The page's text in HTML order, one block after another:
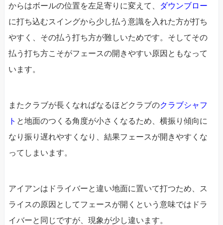
からはボールの位置を左足寄りに変えて、
ダウンブロー
に打ち込むスイングから少し払う意識を入れた方が打ち
やすく、その払う打ち方が難しいためです。そしてその
払う打ち方こそがフェースの開きやすい原因ともなって
います。
またクラブが長くなればなるほどクラブのクラブシャフ
ト と地面のつくる角度が小さくなるため、横振り傾向に
なり振り遅れやすくなり、結果フェースが開きやすくな
ってしまいます。
アイアンはドライバーと違い地面に置いて打つため、ス
ライスの原因としてフェースが開くという意味ではドラ
イバーと同じですが、現象が少し違います。